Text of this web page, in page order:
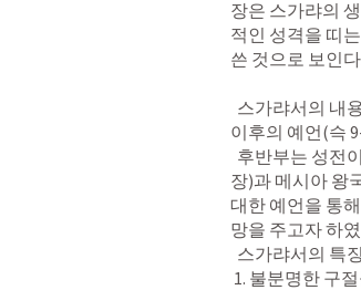
장은 스가랴의
적인 성격을 띠
쓴 것으로 보인
스가랴서의 내
이후의 예언(슥
후반부는 성전
장)과 메시아 왕
대한 예언을 통
망을 주고자 하